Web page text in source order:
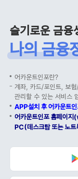
슬기로운 금융
나의 금융
어카운트인포란?
계좌, 카드/포인트, 보
관리할 수 있는 서비스
APP설치 후 어카운트
어카운트인포 홈페이
PC(데스크탑 또는 노트